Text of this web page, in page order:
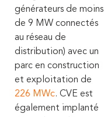
générateurs de moins
de 9 MW connectés
au réseau de
distribution) avec un
parc en construction
et exploitation de
226 MWc. CVE est
également implanté